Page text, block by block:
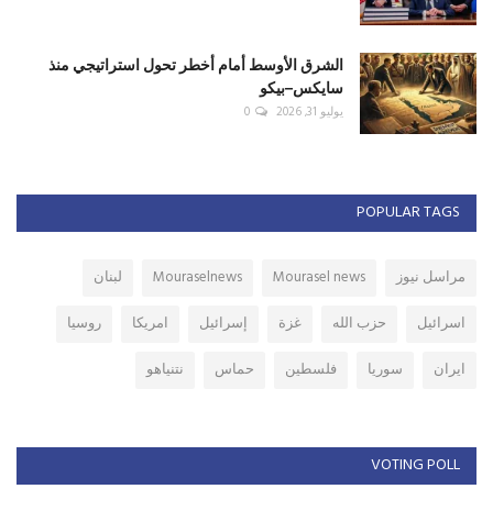
الشرق الأوسط أمام أخطر تحول استراتيجي منذ
سايكس–بيكو
يوليو 31, 2026 0
POPULAR TAGS
مراسل نيوز Mourasel news
Mouraselnews
لبنان
اسرائيل
حزب الله غزة إسرائيل امريكا
روسيا
ايران
سوريا فلسطين حماس نتنياهو
VOTING POLL